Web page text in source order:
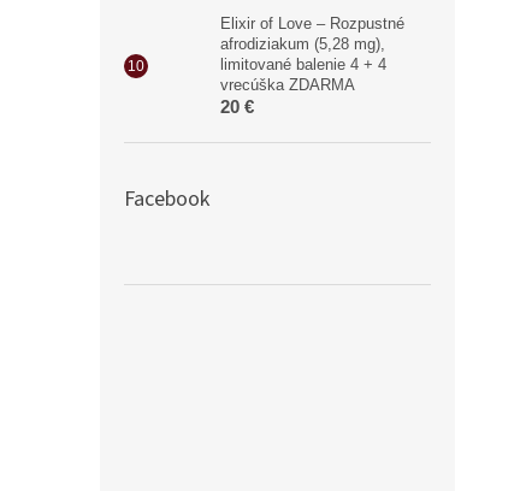
Elixir of Love – Rozpustné
afrodiziakum (5,28 mg),
limitované balenie 4 + 4
vrecúška ZDARMA
20 €
Facebook